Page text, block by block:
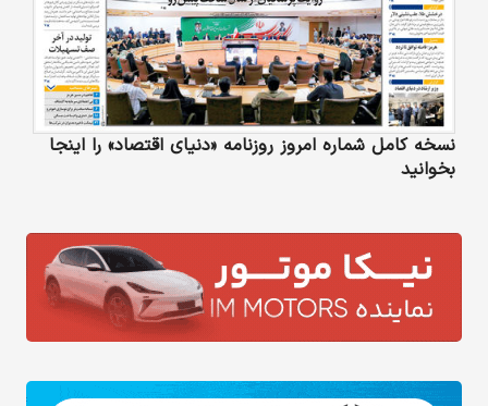
نسخه کامل شماره امروز روزنامه «دنیای‌ اقتصاد» را اینجا
بخوانید